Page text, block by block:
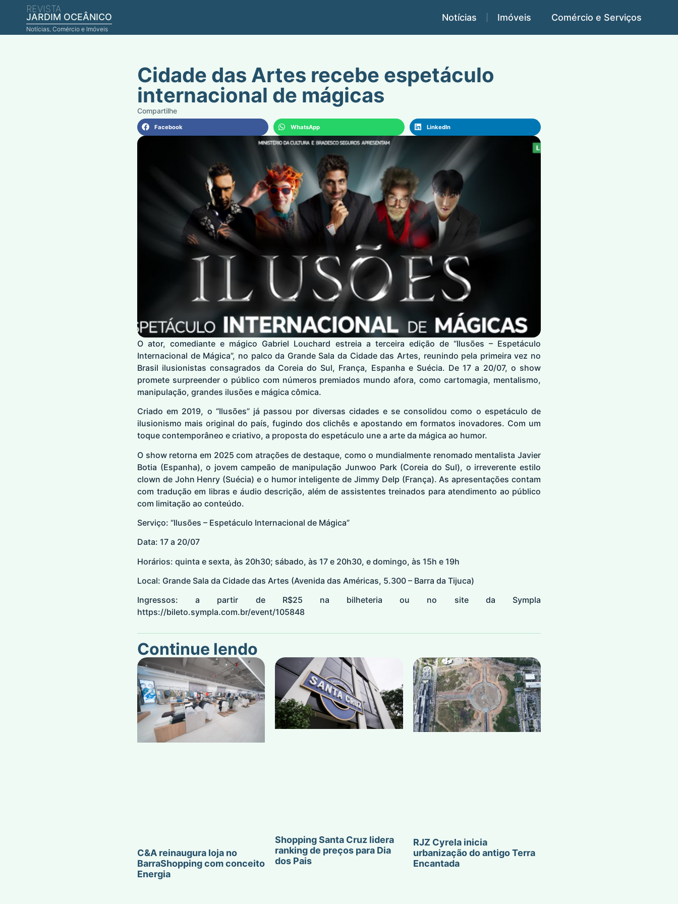
REVISTA
JARDIM OCEÂNICO
Notícias, Comércio e Imóveis
Notícias Imóveis Comércio e Serviços
Cidade das Artes recebe espetáculo
internacional de mágicas
Facebook WhatsApp LinkedIn
O ator, comediante e mágico Gabriel Louchard estreia a terceira edição de “Ilusões – Espetáculo
Internacional de Mágica”, no palco da Grande Sala da Cidade das Artes, reunindo pela primeira vez no
Brasil ilusionistas consagrados da Coreia do Sul, França, Espanha e Suécia. De 17 a 20/07, o show
promete surpreender o público com números premiados mundo afora, como cartomagia, mentalismo,
manipulação, grandes ilusões e mágica cômica.
Criado em 2019, o “Ilusões” já passou por diversas cidades e se consolidou como o espetáculo de
ilusionismo mais original do país, fugindo dos clichês e apostando em formatos inovadores. Com um
toque contemporâneo e criativo, a proposta do espetáculo une a arte da mágica ao humor.
O show retorna em 2025 com atrações de destaque, como o mundialmente renomado mentalista Javier
Botia (Espanha), o jovem campeão de manipulação Junwoo Park (Coreia do Sul), o irreverente estilo
clown de John Henry (Suécia) e o humor inteligente de Jimmy Delp (França). As apresentações contam
com tradução em libras e áudio descrição, além de assistentes treinados para atendimento ao público
com limitação ao conteúdo.
Serviço: “Ilusões – Espetáculo Internacional de Mágica”
Data: 17 a 20/07
Horários: quinta e sexta, às 20h30; sábado, às 17 e 20h30, e domingo, às 15h e 19h
Local: Grande Sala da Cidade das Artes (Avenida das Américas, 5.300 – Barra da Tijuca)
Ingressos: a partir de R$25 na bilheteria ou no site da Sympla
https://bileto.sympla.com.br/event/105848
Continue lendo
C&A reinaugura loja no
BarraShopping com conceito
Energia
Shopping Santa Cruz lidera
ranking de preços para Dia
dos Pais
RJZ Cyrela inicia
urbanização do antigo Terra
Encantada